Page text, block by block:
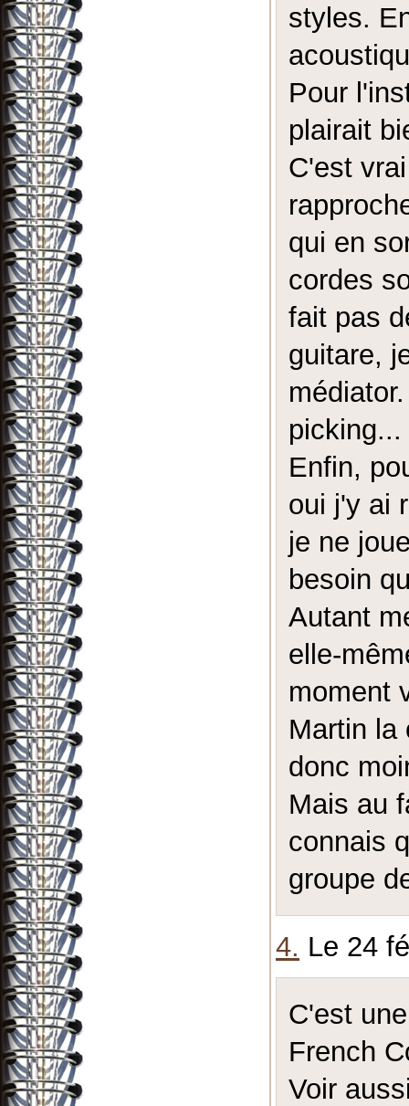
styles.
Pour
plairait
C'est
qui en
cordes
fait pas
guitare,
picking...
Enfin,
oui j'y ai
je ne
besoin
Autant
elle-
moment
Martin la
donc
Mais au
connais
groupe
4. Le 24
C'est
French
Voir